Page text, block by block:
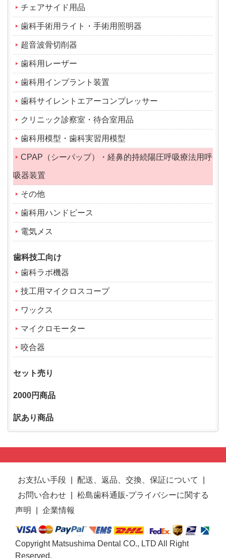
チェアサイド用品
歯科手術用ライト・手術用照明器
超音波骨切削器
歯科用レーザー
歯科用インプラント装置
歯科サイレントエアーコンプレッサー
クリニック診察室・待合室用品
歯科用模型・歯科実習用模型
CPAP（シーパップ）・経鼻的持続陽圧呼吸療法用呼
吸器装置
その他
歯科用ハンドピース
電気メス
歯科技工向け
歯科ラボ機器
技工用マイクロスコープ
ワックス
マイクロモーター
咬合器
セット売り
2000円商品
訳あり商品
お支払い手段 配送、返品、交換、保証について
お問い合わせ
松島歯科通販-プライバシーに関する
声明
企業情報
Copyright Matsushima Dental CO., LTD All Right
Reserved.